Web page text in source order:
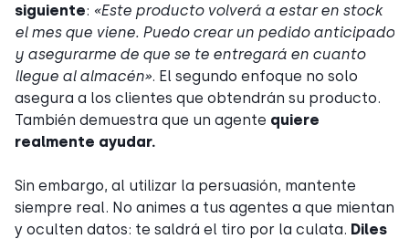
siguiente: «Este producto volverá a estar en stock
el mes que viene. Puedo crear un pedido anticipado
y asegurarme de que se te entregará en cuanto
llegue al almacén». El segundo enfoque no solo
asegura a los clientes que obtendrán su producto.
También demuestra que un agente quiere
realmente ayudar.
Sin embargo, al utilizar la persuasión, mantente
siempre real. No animes a tus agentes a que mientan
y oculten datos: te saldrá el tiro por la culata. Diles